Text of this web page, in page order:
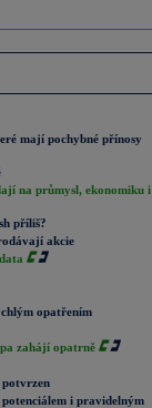
mají pochybné přínosy
na průmysl, ekonomiku i
příliš?
akcie
opatřením
zahájí opatrně
i pravidelným